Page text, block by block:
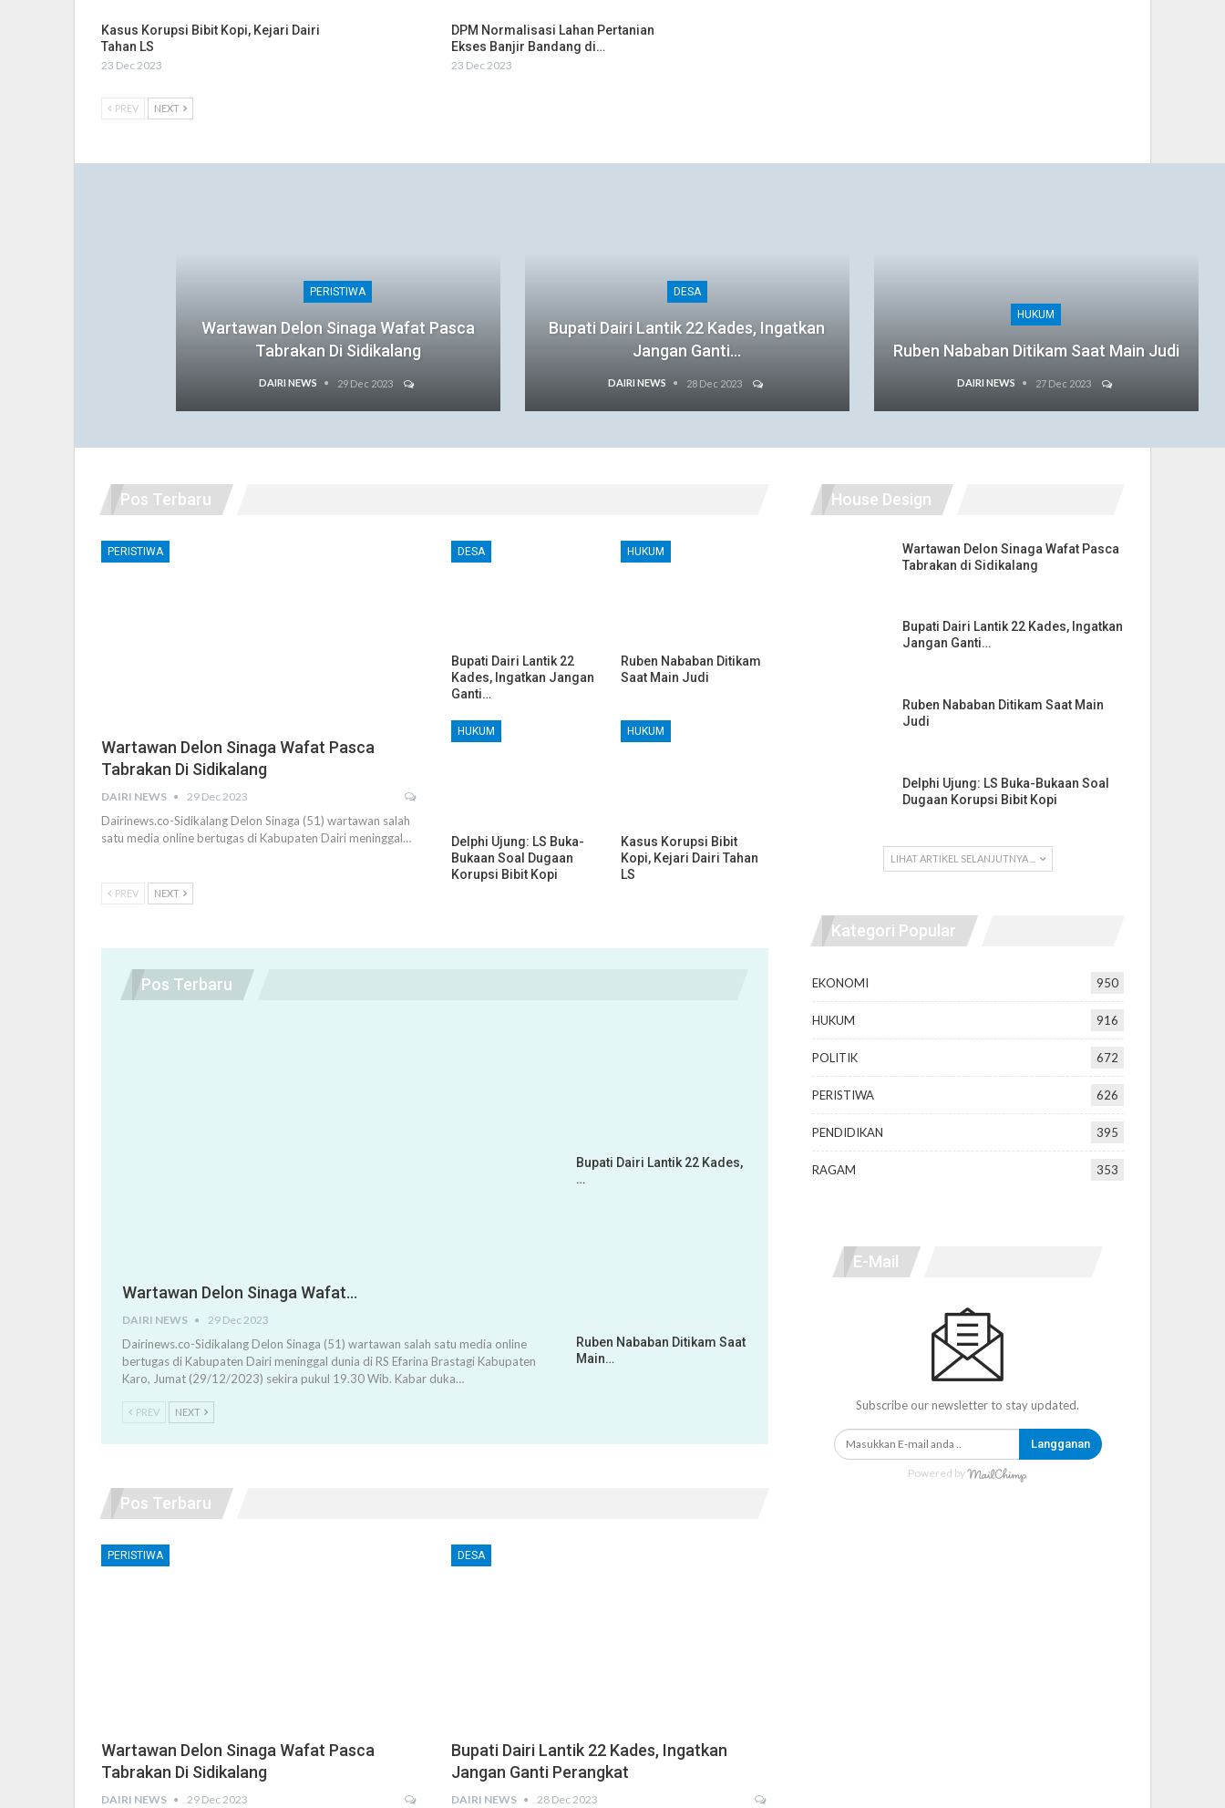
Kasus Korupsi Bibit Kopi, Kejari Dairi
Tahan LS
23 Dec 2023
DPM Normalisasi Lahan Pertanian
Ekses Banjir Bandang di…
23 Dec 2023
PREV NEXT
PERISTIWA
Wartawan Delon Sinaga Wafat Pasca
Tabrakan Di Sidikalang
DAIRI NEWS 29 Dec 2023
DESA
Bupati Dairi Lantik 22 Kades, Ingatkan
Jangan Ganti…
DAIRI NEWS 28 Dec 2023
HUKUM
Ruben Nababan Ditikam Saat Main Judi
DAIRI NEWS 27 Dec 2023
Pos Terbaru
PERISTIWA
Wartawan Delon Sinaga Wafat Pasca
Tabrakan Di Sidikalang
DAIRI NEWS 29 Dec 2023
Dairinews.co-Sidikalang Delon Sinaga (51) wartawan salah
satu media online bertugas di Kabupaten Dairi meninggal…
DESA
Bupati Dairi Lantik 22
Kades, Ingatkan Jangan
Ganti…
HUKUM
Ruben Nababan Ditikam
Saat Main Judi
HUKUM
Delphi Ujung: LS Buka-
Bukaan Soal Dugaan
Korupsi Bibit Kopi
HUKUM
Kasus Korupsi Bibit
Kopi, Kejari Dairi Tahan
LS
PREV NEXT
Pos Terbaru
Wartawan Delon Sinaga Wafat…
DAIRI NEWS 29 Dec 2023
Dairinews.co-Sidikalang Delon Sinaga (51) wartawan salah satu media online
bertugas di Kabupaten Dairi meninggal dunia di RS Efarina Brastagi Kabupaten
Karo, Jumat (29/12/2023) sekira pukul 19.30 Wib. Kabar duka…
Bupati Dairi Lantik 22 Kades,
…
Ruben Nababan Ditikam Saat
Main…
PREV NEXT
Pos Terbaru
PERISTIWA
Wartawan Delon Sinaga Wafat Pasca
Tabrakan Di Sidikalang
DAIRI NEWS 29 Dec 2023
DESA
Bupati Dairi Lantik 22 Kades, Ingatkan
Jangan Ganti Perangkat
DAIRI NEWS 28 Dec 2023
House Design
Wartawan Delon Sinaga Wafat Pasca
Tabrakan di Sidikalang
Bupati Dairi Lantik 22 Kades, Ingatkan
Jangan Ganti…
Ruben Nababan Ditikam Saat Main
Judi
Delphi Ujung: LS Buka-Bukaan Soal
Dugaan Korupsi Bibit Kopi
LIHAT ARTIKEL SELANJUTNYA ...
Kategori Popular
EKONOMI 950
HUKUM 916
POLITIK 672
PERISTIWA 626
PENDIDIKAN 395
RAGAM 353
E-Mail
Subscribe our newsletter to stay updated.
Langganan
Powered by